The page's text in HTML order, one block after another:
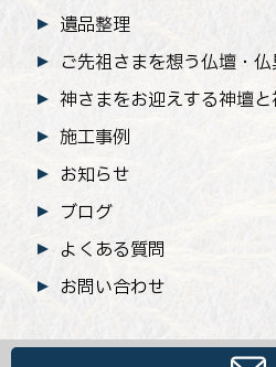
遺品整理
ご先祖さまを想う仏壇・
神さまをお迎えする神壇
施工事例
お知らせ
ブログ
よくある質問
お問い合わせ